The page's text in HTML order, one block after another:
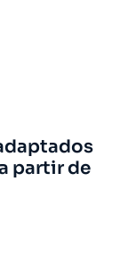
partir de